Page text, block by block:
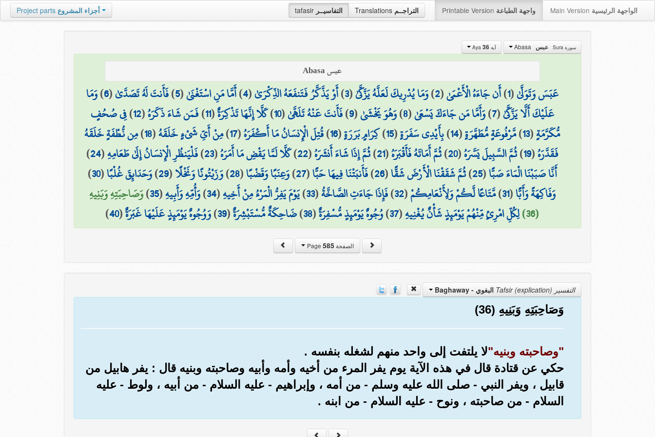
tafasir التفاسيــر Translations التراجــم Printable Version واجهة الطباعة Main Version الواجهة الرئيسية Project parts أجزاء المشروع
سورة Sura عبس آية Aya 36
عبس Abasa
عَبَسَ وَتَوَلَّىٰ(
1
)أَن جَاءَهُ الْأَعْمَىٰ(
2
)وَمَا يُدْرِيكَ لَعَلَّهُ يَزَّكَّىٰ(
3
)أَوْ يَذَّكَّرُ فَتَنفَعَهُ الذِّكْرَىٰ(
4
)أَمَّا مَنِ اسْتَغْنَىٰ(
5
)فَأَنتَ لَهُ تَصَدَّىٰ(
6
)وَمَا
عَلَيْكَ أَلَّا يَزَّكَّىٰ(
7
)وَأَمَّا مَن جَاءَكَ يَسْعَىٰ(
8
)وَهُوَ يَخْشَىٰ(
9
)فَأَنتَ عَنْهُ تَلَهَّىٰ(
10
)كَلَّا إِنَّهَا تَذْكِرَةٌ(
11
)فَمَن شَاءَ ذَكَرَهُ(
12
)فِي صُحُفٍ
مُّكَرَّمَةٍ(
13
)مَّرْفُوعَةٍ مُّطَهَّرَةٍ(
14
)بِأَيْدِي سَفَرَةٍ(
15
)كِرَامٍ بَرَرَةٍ(
16
)قُتِلَ الْإِنسَانُ مَا أَكْفَرَهُ(
17
)مِنْ أَيِّ شَيْءٍ خَلَقَهُ(
18
)مِن نُّطْفَةٍ خَلَقَهُ
فَقَدَّرَهُ(
19
)ثُمَّ السَّبِيلَ يَسَّرَهُ(
20
)ثُمَّ أَمَاتَهُ فَأَقْبَرَهُ(
21
)ثُمَّ إِذَا شَاءَ أَنشَرَهُ(
22
)كَلَّا لَمَّا يَقْضِ مَا أَمَرَهُ(
23
)فَلْيَنظُرِ الْإِنسَانُ إِلَىٰ طَعَامِهِ(
24
)
أَنَّا صَبَبْنَا الْمَاءَ صَبًّا(
25
)ثُمَّ شَقَقْنَا الْأَرْضَ شَقًّا(
26
)فَأَنبَتْنَا فِيهَا حَبًّا(
27
)وَعِنَبًا وَقَضْبًا(
28
)وَزَيْتُونًا وَنَخْلًا(
29
)وَحَدَائِقَ غُلْبًا(
30
)
وَفَاكِهَةً وَأَبًّا(
31
)مَّتَاعًا لَّكُمْ وَلِأَنْعَامِكُمْ(
32
)فَإِذَا جَاءَتِ الصَّاخَّةُ(
33
)يَوْمَ يَفِرُّ الْمَرْءُ مِنْ أَخِيهِ(
34
)وَأُمِّهِ وَأَبِيهِ(
35
)وَصَاحِبَتِهِ وَبَنِيهِ
(36)
لِكُلِّ امْرِئٍ مِّنْهُمْ يَوْمَئِذٍ شَأْنٌ يُغْنِيهِ(
37
)وُجُوهٌ يَوْمَئِذٍ مُّسْفِرَةٌ(
38
)ضَاحِكَةٌ مُّسْتَبْشِرَةٌ(
39
)وَوُجُوهٌ يَوْمَئِذٍ عَلَيْهَا غَبَرَةٌ(
40
)
الصفحة Page585
التفسير Tafsir (explication) البغوي - Baghaway
وَصَاحِبَتِهِ وَبَنِيهِ (36)
"وصاحبته وبنيه"لا يلتفت إلى واحد منهم لشغله بنفسه .
حكي عن قتادة قال في هذه الآية يوم يفر المرء من أخيه وأمه وأبيه وصاحبته وبنيه قال : يفر هابيل من
قابيل ، ويفر النبي - صلى الله عليه وسلم - من أمه ، وإبراهيم - عليه السلام - من أبيه ، ولوط - عليه
السلام - من صاحبته ، ونوح - عليه السلام - من ابنه .